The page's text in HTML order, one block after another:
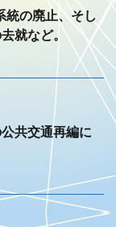
の廃止、そし
就など。
共交通再編に